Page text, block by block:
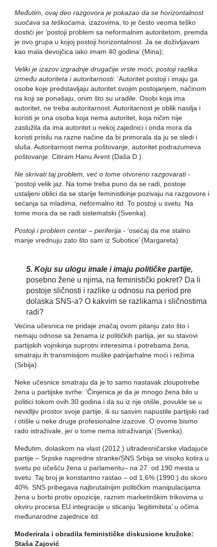
Međutim, ovaj deo razgovora je pokazao da se horizontalnost
suočava sa teškoćama, izazovima, to je često veoma teško
dostići jer 'postoji problem sa neformalnim autoritetom, premda
je ovo grupa u kojoj postoji horizontalnost. Ja se doživljavam
kao mala devojčica iako imam 40 godina’ (Mina);
Veliki je izazov izgradnje drugačije vrste moći, postoji razlika
između autoriteta i autoritarnosti: ’Autoritet postoji i imaju ga
osobe koje predstavljaju autoritet svojim postojanjem, načinom
na koji se ponašaju, onim što su uradile. Osobi koja ima
autoritet, ne treba autoritarnost. Autoritarnost je oblik nasilja i
koristi je ona osoba koja nema autoritet, koja ničim nije
zaslužila da ima autoritet u nekoj zajednici i onda mora da
koristi prisilu na razne načine da bi primorala da ju se sledi i
sluša. Autoritarnost nema poštovanje, autoritet podrazumeva
poštovanje. Citiram Hanu Arent (Daša D.).
Ne skrivati taj problem, već o tome otvoreno razgovarati -
’postoji velik jaz. Na tome treba puno da se radi, postoje
ustaljeni oblici da se starije feministkinje pozivaju na razgovore i
sećanja sa mladima, neformalno itd. To postoji u svetu. Na
tome mora da se radi sistematski (Svenka).
Postoji i problem centar – periferija - ‘osećaj da me stalno
manje vrednuju zato što sam iz Subotice’ (Margareta).
5. Koju su ulogu imale i imaju političke partije,
posebno žene u njima, na feministički pokret? Da li
postoje sličnosti i razlike u odnosu na period pre
dolaska SNS-a? O kakvim se razlikama i sličnostima
radi?
Većina učesnica ne pridaje značaj ovom pitanju zato što i
nemaju odnose sa ženama iz političkih partija, jer su stavovi
partijskih vojnikinja suprotni interesima i potrebama žena,
smatraju ih transmisijom muške patrijarhalne moći i režima
(Srbija).
Neke učesnice smatraju da je to samo nastavak zloupotrebe
žena u partijske svrhe: ‘Činjenica je da je mnogo žena bilo u
politici tokom ovih 30 godina i da su iz nje otišle, povukle se u
nevidljiv prostor svoje partije, ili su sasvim napustile partijski rad
i otišle u neke druge profesionalne izazove. O ovome bismo
rado istraživale, jer o tome nema istraživanja’ (Svenka).
Međutim, dolaskom na vlast (2012.) ultradesničarske vladajuće
partije – Srpske napredne stranke/SNS Srbija se visoko kotira u
svetu po učešću žena u parlamentu– na 27. od 190 mesta u
svetu. Taj broj je konstantno rastao – od 1,6% (1990.) do skoro
40%. SNS pribegava najbrutalnijim političkim manipulacijama
žena u borbi protiv opozicije, raznim marketinškim trikovima u
okviru procesa EU integracije u sticanju ’legitimiteta’ u očima
međunarodne zajednice itd.
Moderirala i obradila feminističke diskusione kružoke:
Staša Zajović